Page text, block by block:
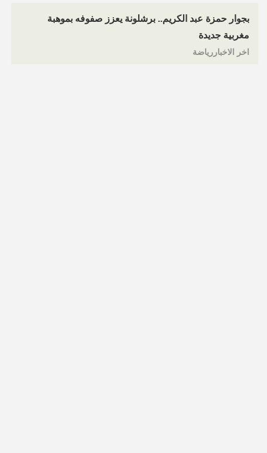
بجوار حمزة عبد الكريم.. برشلونة يعزز صفوفه بموهبة
مغربية جديدة
اخر الاخباررياضة